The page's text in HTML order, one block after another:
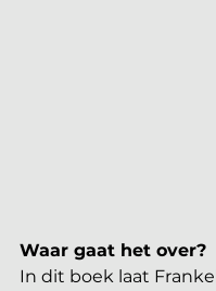
Waar gaat het over?
In dit boek laat